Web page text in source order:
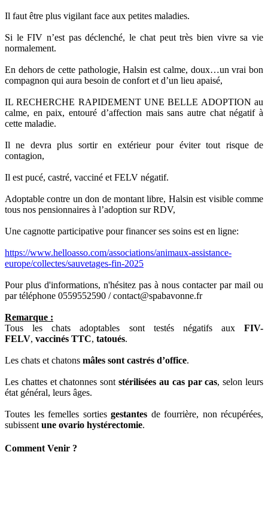
Il faut être plus vigilant face aux petites maladies.
Si le FIV n’est pas déclenché, le chat peut très bien vivre sa vie
normalement.
En dehors de cette pathologie, Halsin est calme, doux…un vrai bon
compagnon qui aura besoin de confort et d’un lieu apaisé,
IL RECHERCHE RAPIDEMENT UNE BELLE ADOPTION au
calme, en paix, entouré d’affection mais sans autre chat négatif à
cette maladie.
Il ne devra plus sortir en extérieur pour éviter tout risque de
contagion,
Il est pucé, castré, vacciné et FELV négatif.
Adoptable contre un don de montant libre, Halsin est visible comme
tous nos pensionnaires à l’adoption sur RDV,
Une cagnotte participative pour financer ses soins est en ligne:
https://www.helloasso.com/associations/animaux-assistance-
europe/collectes/sauvetages-fin-2025
Pour plus d'informations, n'hésitez pas à nous contacter par mail ou
par téléphone 0559552590 / contact@spabavonne.fr
Remarque :
Tous les chats adoptables sont testés négatifs aux FIV-
FELV, vaccinés TTC, tatoués.
Les chats et chatons mâles sont castrés d’office.
Les chattes et chatonnes sontstérilisées au cas par cas, selon leurs
état général, leurs âges.
Toutes les femelles sorties gestantes de fourrière, non récupérées,
subissent une ovario hystérectomie.
Comment Venir ?